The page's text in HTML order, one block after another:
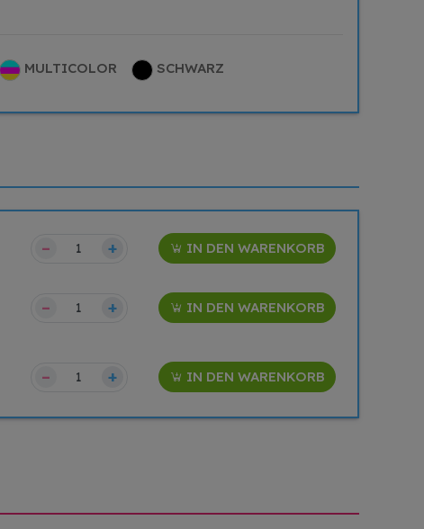
MULTICOLOR SCHWARZ
– + IN DEN WARENKORB
– + IN DEN WARENKORB
– + IN DEN WARENKORB